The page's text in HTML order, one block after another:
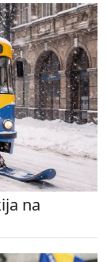
na